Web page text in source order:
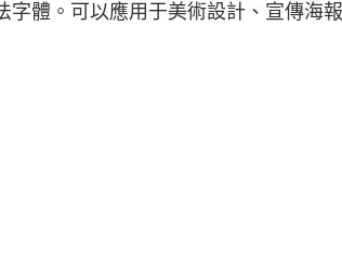
字體。可以應用于美術設計、宣傳海